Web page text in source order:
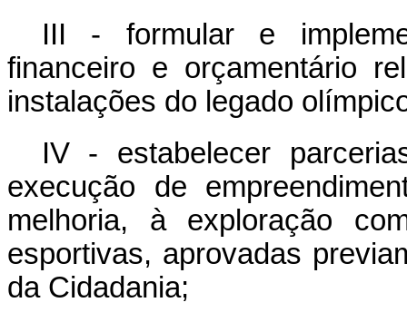
III - formular e
financeiro e orçamentário
instalações do legado
IV - estabelecer
execução de
melhoria, à exploração
esportivas, aprovadas
da Cidadania;